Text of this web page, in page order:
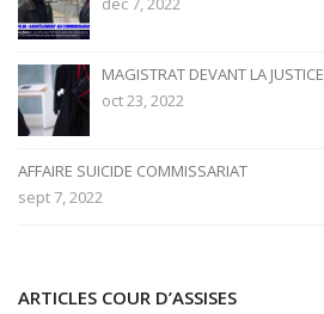
MAGISTRAT DEVANT LA JUSTICE
oct 23, 2022
AFFAIRE SUICIDE COMMISSARIAT
sept 7, 2022
ARTICLES COUR D’ASSISES